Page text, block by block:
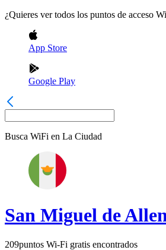
¿Quieres ver todos los puntos de acceso
App Store
Google Play
Busca WiFi en La Ciudad
San Miguel de
209puntos Wi-Fi gratis encontrados